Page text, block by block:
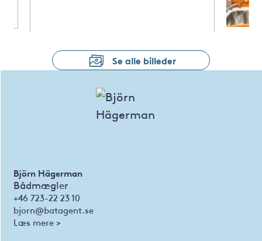
Se alle billeder
Björn Hägerman
Bådmægler
+46 723-22 23 10
bjorn@batagent.se
Læs mere >